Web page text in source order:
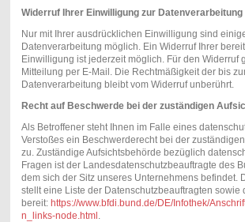
Widerruf Ihrer Einwilligung zur Datenverarbeitung
Nur mit Ihrer ausdrücklichen Einwilligung sind
Datenverarbeitung möglich. Ein Widerruf Ihrer
Einwilligung ist jederzeit möglich. Für den Widerruf
Mitteilung per E-Mail. Die Rechtmäßigkeit der bis
Datenverarbeitung bleibt vom Widerruf unberührt.
Recht auf Beschwerde bei der zuständigen
Als Betroffener steht Ihnen im Falle eines
Verstoßes ein Beschwerderecht bei der
zu. Zuständige Aufsichtsbehörde bezüglich
Fragen ist der Landesdatenschutzbeauftragte des
dem sich der Sitz unseres Unternehmens befindet.
stellt eine Liste der Datenschutzbeauftragten sowie
bereit: https://www.bfdi.bund.de/DE/Infothek/
n_links-node.html